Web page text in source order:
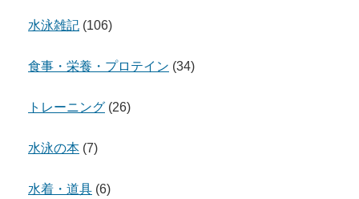
水泳雑記 (106)
食事・栄養・プロテイン (34)
トレーニング (26)
水泳の本 (7)
水着・道具 (6)